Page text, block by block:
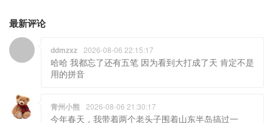
最新评论
ddmzxz 2026-08-06 22:15:17
哈哈 我都忘了还有五笔 因为看到大打成了天 肯定不是
用的拼音
青州小熊 2026-08-06 21:30:17
今年春天，我带着两个老头子围着山东半岛搞过一